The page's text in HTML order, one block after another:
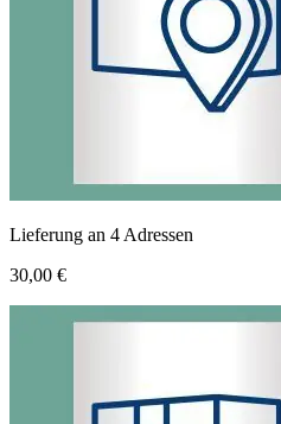
Lieferung an 4 Adressen
30,00 €